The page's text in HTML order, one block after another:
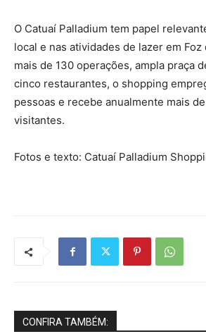
O Catuaí Palladium tem papel
local e nas atividades de lazer em Foz
mais de 130 operações, ampla praça
cinco restaurantes, o shopping
pessoas e recebe anualmente mais
visitantes.
Fotos e texto: Catuaí Palladium
CONFIRA TAMBÉM: